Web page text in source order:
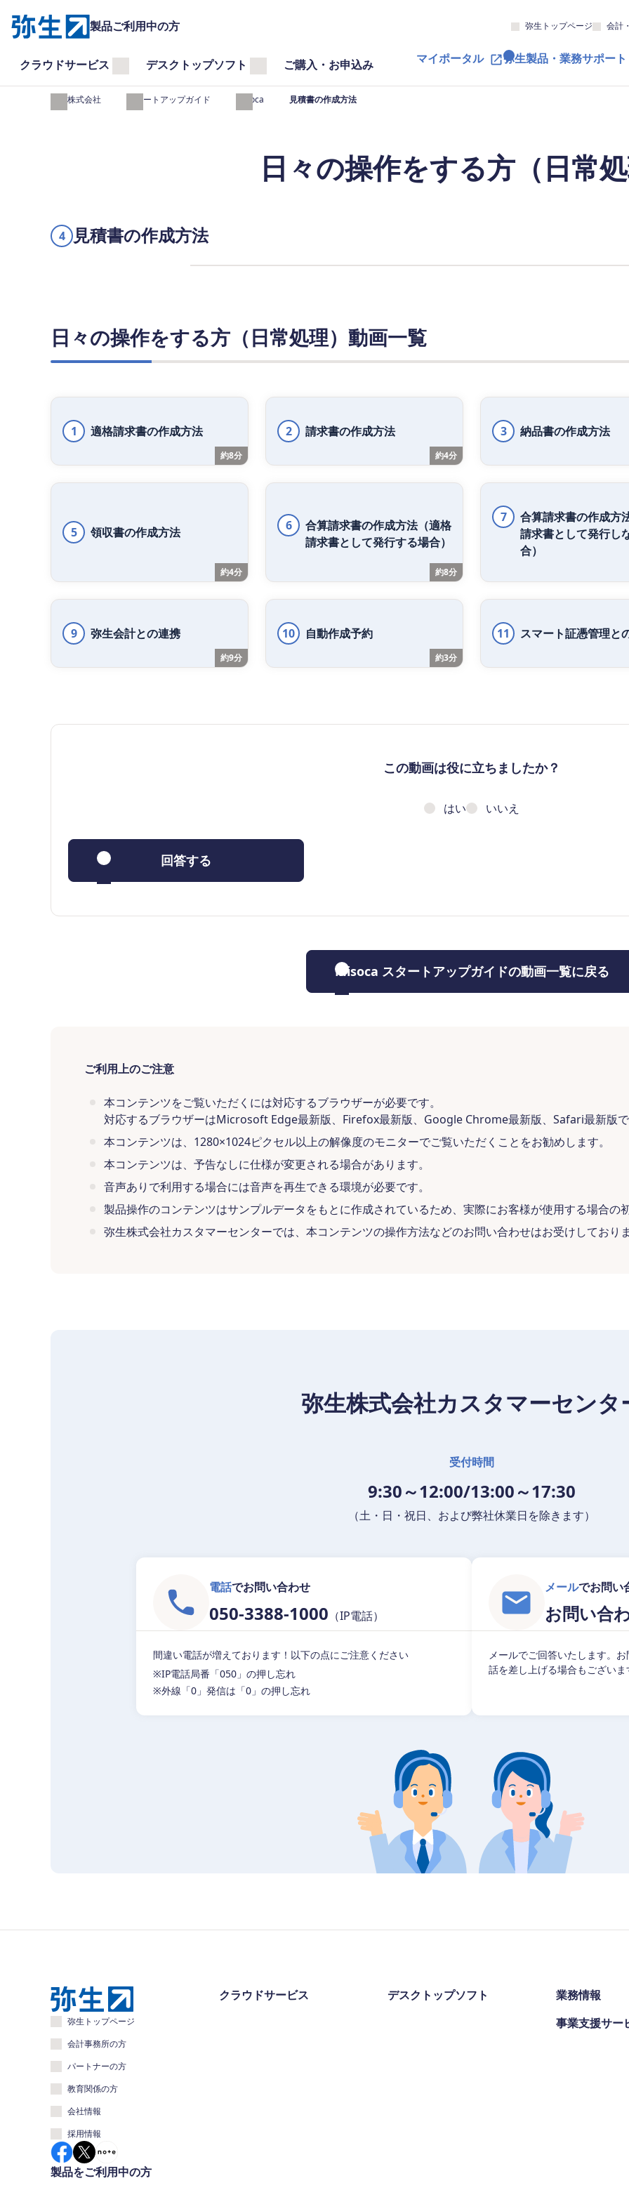
製品ご利用中の方 弥生トップページ 会計
クラウドサービス デスクトップソフト ご購入・お申込み マイポータル 弥生製品・業務サポー
弥生株式会社 スタートアップガイド Misoca 見積書の作成方法
日々の操作をする方（日常
4 見積書の作成方法
日々の操作をする方（日常処理）動画一覧
1 適格請求書の作成方法
約8分
2 請求書の作成方法
約4分
3 納品書の作成方法
5 領収書の作成方法
約4分
6
合算請求書の作成方法（適格
請求書として発行する場合）
約8分
7
合算請求書の作成方
請求書として発行し
合）
9 弥生会計との連携
約9分
10 自動作成予約
約3分
11 スマート証憑管理と
この動画は役に立ちましたか？
はい いいえ
回答する
Misoca スタートアップガイドの動画一覧に戻る
ご利用上のご注意
本コンテンツをご覧いただくには対応するブラウザーが必要です。
対応するブラウザーはMicrosoft Edge最新版、Firefox最新版、Google Chrome最新版、Safari最新版
本コンテンツは、1280×1024ピクセル以上の解像度のモニターでご覧いただくことをお勧めします。
本コンテンツは、予告なしに仕様が変更される場合があります。
音声ありで利用する場合には音声を再生できる環境が必要です。
製品操作のコンテンツはサンプルデータをもとに作成されているため、実際にお客様が使用する場合の
弥生株式会社カスタマーセンターでは、本コンテンツの操作方法などのお問い合わせはお受けしており
弥生株式会社カスタマーセンタ
受付時間
9:30～12:00/13:00～17:30
（土・日・祝日、および弊社休業日を除きます）
電話でお問い合わせ
050-3388-1000 （IP電話）
間違い電話が増えております！以下の点にご注意ください
※IP電話局番「050」の押し忘れ
※外線「0」発信は「0」の押し忘れ
メールでお問い
お問い合
メールでご回答いたします。
話を差し上げる場合もござい
弥生トップページ
会計事務所の方
パートナーの方
教育関係の方
会社情報
採用情報
製品をご利用中の方
クラウドサービス デスクトップソフト
業務情報
事業支援サー